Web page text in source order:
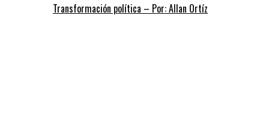
Transformación política – Por: Allan Ortíz